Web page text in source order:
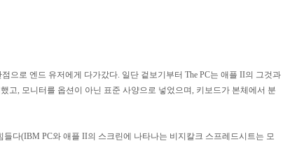
으로 엔드 유저에게 다가갔다. 일단 겉보기부터 The PC는 애플 II의 그것과
고, 모니터를 옵션이 아닌 표준 사양으로 넣었으며, 키보드가 본체에서 분
다(IBM PC와 애플 II의 스크린에 나타나는 비지칼크 스프레드시트는 모